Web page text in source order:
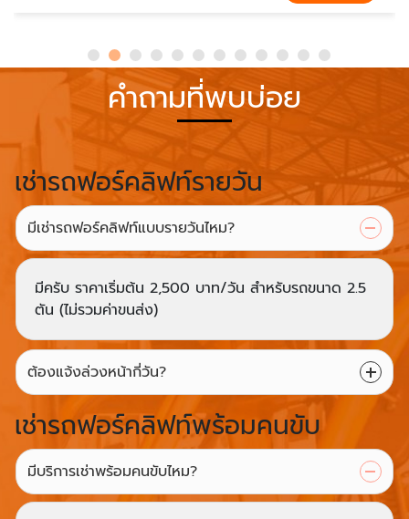
คำถามที่พบบ่อย
เช่ารถฟอร์คลิฟท์รายวัน
มีเช่ารถฟอร์คลิฟท์แบบรายวันไหม?
มีครับ ราคาเริ่มต้น 2,500 บาท/วัน สำหรับรถขนาด 2.5
ตัน (ไม่รวมค่าขนส่ง)
ต้องแจ้งล่วงหน้ากี่วัน?
เช่ารถฟอร์คลิฟท์พร้อมคนขับ
มีบริการเช่าพร้อมคนขับไหม?